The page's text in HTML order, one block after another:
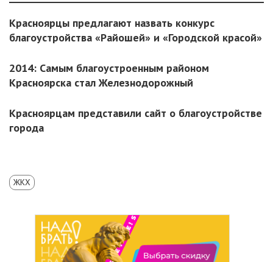
Красноярцы предлагают назвать конкурс
благоустройства «Райошей» и «Городской красой»
2014: Самым благоустроенным районом
Красноярска стал Железнодорожный
Красноярцам представили сайт о благоустройстве
города
ЖКХ